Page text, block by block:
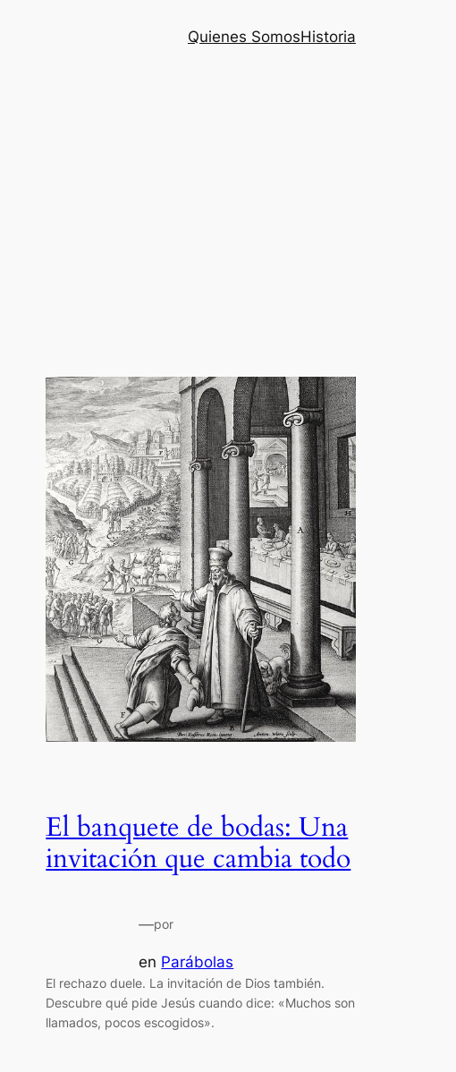
Quienes SomosHistoria
El banquete de bodas: Una
invitación que cambia todo
—por
en Parábolas
El rechazo duele. La invitación de Dios también.
Descubre qué pide Jesús cuando dice: «Muchos son
llamados, pocos escogidos».